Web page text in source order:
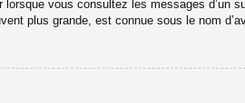
vous consultez les messages
plus grande, est connue sous le nom